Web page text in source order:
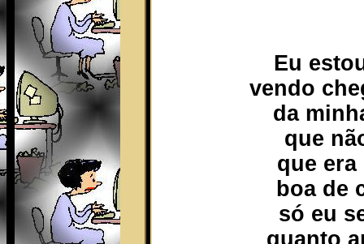
Eu
vendo
da
que
que
boa de
só eu
quanto